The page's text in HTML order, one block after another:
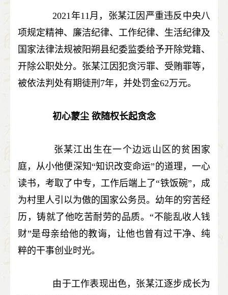
2021年11月，张某江因严重违反中央八
项规定精神、廉洁纪律、工作纪律、生活纪律及
国家法律法规被阳朔县纪委监委给予开除党籍、
开除公职处分。张某江因犯贪污罪、受贿罪等，
被依法判处有期徒刑7年，并处罚金62万元。
初心蒙尘 欲随权长起贪念
张某江出生在一个边远山区的贫困家
庭，从小他便深知“知识改变命运”的道理，一心
读书，考取了中专，工作后端上了“铁饭碗”，成
为村里人引以为傲的国家公务员。幼年的穷苦经
历，铸就了他吃苦耐劳的品质。“不能乱收人钱
财”是母亲给他的教诲，让他也曾有过干净、纯
粹的干事创业时光。
由于工作表现出色，张某江逐步成长为